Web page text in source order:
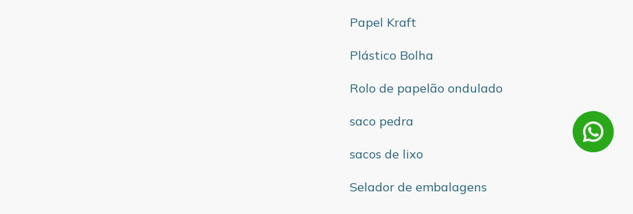
Papel Kraft
Plástico Bolha
Rolo de papelão ondulado
saco pedra
sacos de lixo
Selador de embalagens